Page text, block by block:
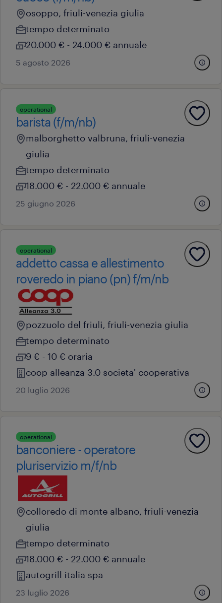
osoppo, friuli-venezia giulia
tempo determinato
20.000 € - 24.000 € annuale
5 agosto 2026
operational
barista (f/m/nb)
malborghetto valbruna, friuli-venezia
giulia
tempo determinato
18.000 € - 22.000 € annuale
25 giugno 2026
operational
addetto cassa e allestimento
roveredo in piano (pn) f/m/nb
pozzuolo del friuli, friuli-venezia giulia
tempo determinato
9 € - 10 € oraria
coop alleanza 3.0 societa' cooperativa
20 luglio 2026
operational
banconiere - operatore
pluriservizio m/f/nb
colloredo di monte albano, friuli-venezia
giulia
tempo determinato
18.000 € - 22.000 € annuale
autogrill italia spa
23 luglio 2026